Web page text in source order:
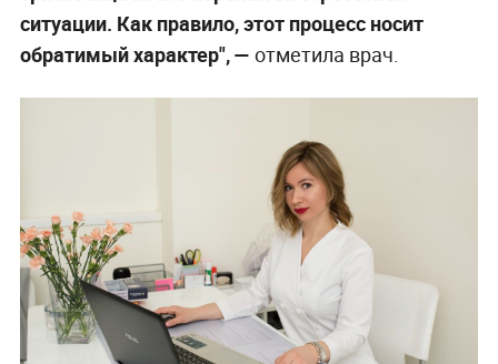
ситуации. Как правило, этот процесс носит
обратимый характер", — отметила врач.